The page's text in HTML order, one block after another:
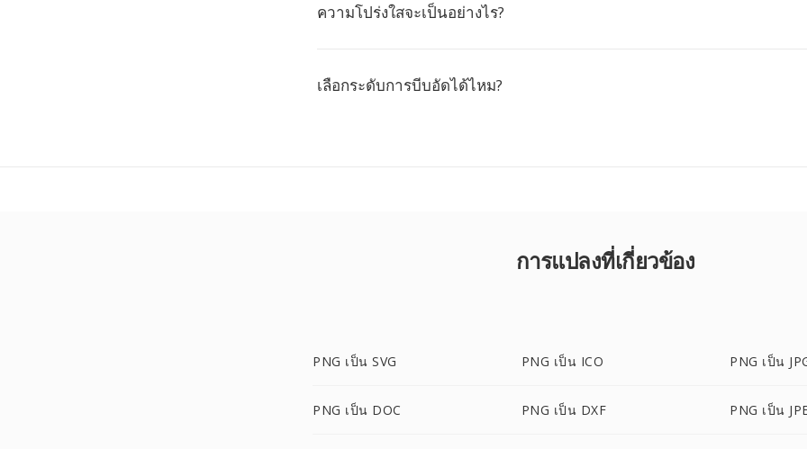
ความโปร่งใสจะเป็นอย่างไร?
เลือกระดับการบีบอัดได้ไหม?
การแปลงที่เกี่ยวข้อง
PNG เป็น SVG PNG เป็น ICO PNG เป็น
PNG เป็น DOC PNG เป็น DXF PNG เป็น